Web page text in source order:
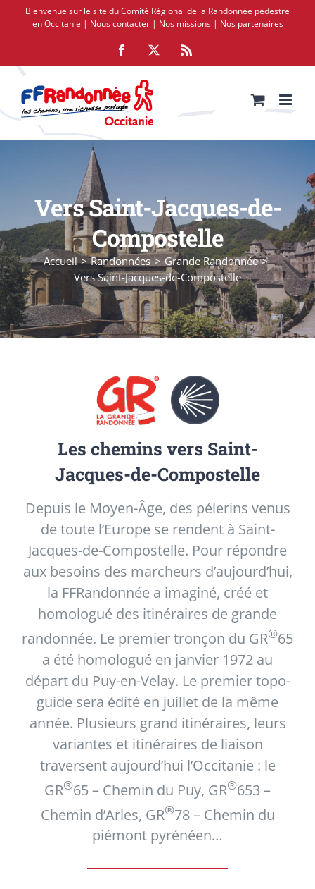
PasserBienvenue sur le site du Comité Régional de la Randonnée pédestre
en Occitanie | Nous contacter| Nos missions| Nos partenaires
Facebook Rss
Vers Saint-Jacques-de-
Compostelle
Accueil Randonnées
Grande Randonnée
Vers Saint-Jacques-de-Compostelle
Les chemins vers Saint-
Jacques-de-Compostelle
Depuis le Moyen-Âge, des pélerins venus
de toute l’Europe se rendent à Saint-
Jacques-de-Compostelle. Pour répondre
aux besoins des marcheurs d’aujourd’hui,
la FFRandonnée a imaginé, créé et
homologué des itinéraires de grande
randonnée. Le premier tronçon du GR®65
a été homologué en janvier 1972 au
départ du Puy-en-Velay. Le premier topo-
guide sera édité en juillet de la même
année. Plusieurs grand itinéraires, leurs
variantes et itinéraires de liaison
traversent aujourd’hui l’Occitanie : le
GR®65 – Chemin du Puy, GR®653 –
Chemin d’Arles, GR®78 – Chemin du
piémont pyrénéen…